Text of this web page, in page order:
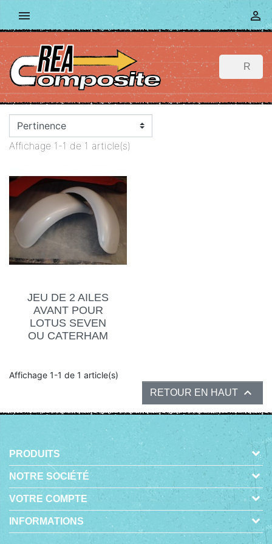
 
Affichage 1-1 de 1 article(s)
JEU DE 2 AILES
AVANT POUR
LOTUS SEVEN
OU CATERHAM
Affichage 1-1 de 1 article(s)
RETOUR EN HAUT 
PRODUITS
NOTRE SOCIÉTÉ
VOTRE COMPTE
INFORMATIONS
© 2026 - BOUTIQUE EN LIGNE CRÉÉE AVEC